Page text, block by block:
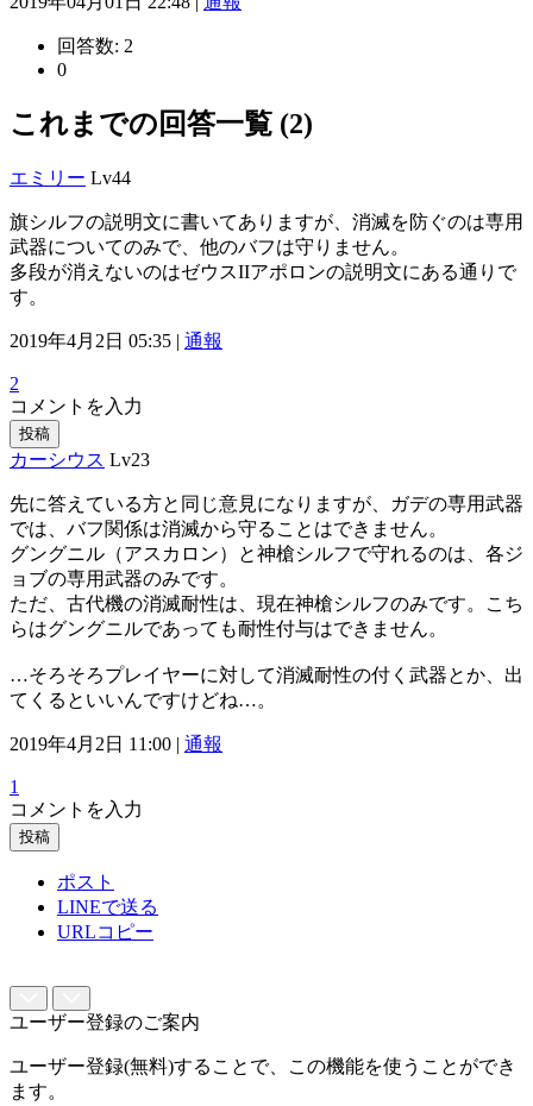
回答数: 2
0
これまでの回答一覧 (2)
エミリー Lv44
旗シルフの説明文に書いてありますが、消滅を防ぐのは専用
武器についてのみで、他のバフは守りません。
多段が消えないのはゼウスIIアポロンの説明文にある通りで
す。
2019年4月2日 05:35 | 通報
2
コメントを入力
投稿
カーシウス Lv23
先に答えている方と同じ意見になりますが、ガデの専用武器
では、バフ関係は消滅から守ることはできません。
グングニル（アスカロン）と神槍シルフで守れるのは、各ジ
ョブの専用武器のみです。
ただ、古代機の消滅耐性は、現在神槍シルフのみです。こち
らはグングニルであっても耐性付与はできません。
…そろそろプレイヤーに対して消滅耐性の付く武器とか、出
てくるといいんですけどね…。
2019年4月2日 11:00 | 通報
1
コメントを入力
投稿
ポスト
LINEで送る
URLコピー
ユーザー登録のご案内
ユーザー登録(無料)することで、この機能を使うことができ
ます。